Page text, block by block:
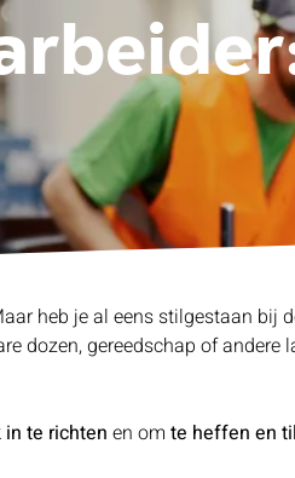
heb je al eens stilgestaan bij
dozen, gereedschap of andere
te richten en om te heffen en